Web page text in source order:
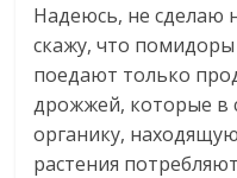
Надеюсь, не сделаю
скажу, что
поедают только
дрожжей, которые в
органику,
растения